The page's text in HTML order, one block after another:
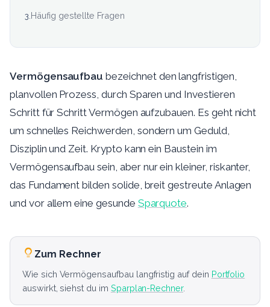
3.Häufig gestellte Fragen
Vermögensaufbau bezeichnet den langfristigen,
planvollen Prozess, durch Sparen und Investieren
Schritt für Schritt Vermögen aufzubauen. Es geht nicht
um schnelles Reichwerden, sondern um Geduld,
Disziplin und Zeit. Krypto kann ein Baustein im
Vermögensaufbau sein, aber nur ein kleiner, riskanter,
das Fundament bilden solide, breit gestreute Anlagen
und vor allem eine gesunde Sparquote.
Zum Rechner
Wie sich Vermögensaufbau langfristig auf dein Portfolio
auswirkt, siehst du im Sparplan-Rechner.